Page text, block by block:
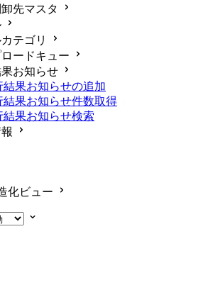
先マスタ
テゴリ
ードキュー
お知らせ
結果お知らせの追加
結果お知らせ件数取得
結果お知らせ検索
化ビュー